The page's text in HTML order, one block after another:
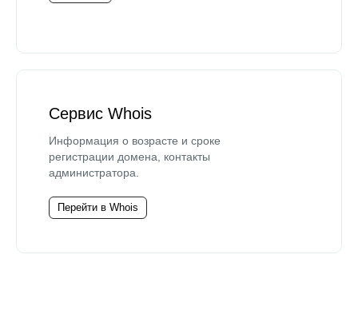
Сервис Whois
Информация о возрасте и сроке
регистрации домена, контакты
администратора.
Перейти в Whois